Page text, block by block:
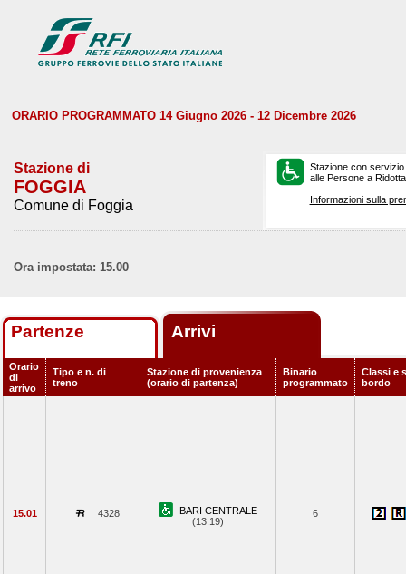
ORARIO PROGRAMMATO 14 Giugno 2026 - 12 Dicembre 2026
Stazione di
FOGGIA
Comune di Foggia
Stazione con
alle Persone a
Informazioni sulla
Ora impostata: 15.00
Partenze Arrivi
Orario
di
arrivo
Tipo e n. di
treno
Stazione di provenienza
(orario di partenza)
Binario
programmato
Classi e
bordo
15.01 4328
BARI CENTRALE
(13.19)
6